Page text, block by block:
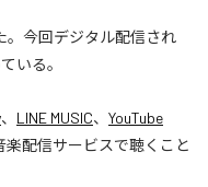
。今回デジタル配信され
いる。
、 LINE MUSIC、 YouTube
楽配信サービスで聴くこと